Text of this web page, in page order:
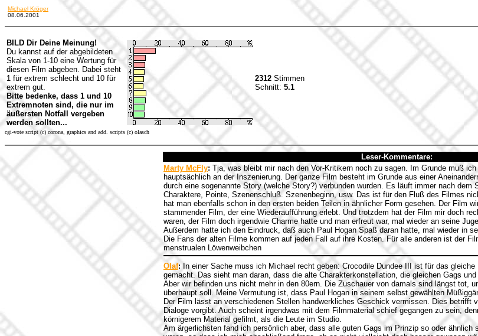
Michael Kröger
08.06.2001
BILD Dir Deine Meinung!
Du kannst auf der abgebildeten
Skala von 1-10 eine Wertung für
diesen Film abgeben. Dabei steht
1 für extrem schlecht und 10 für
extrem gut.
Bitte bedenke, dass 1 und 10
Extremnoten sind, die nur im
äußersten Notfall vergeben
werden sollten...
2312 Stimmen
Schnitt: 5.1
cgi-vote script (c) corona, graphics and add. scripts (c) olasch
Leser-Kommentare:
Marty McFly: Tja, was bleibt mir nach den Vor-Kritikern noch zu sagen. Im Grunde muß
hauptsächlich an der Inszenierung. Der ganze Film besteht im Grunde aus einer
durch eine sogenannte Story (welche Story?) verbunden wurden. Es läuft immer nach dem
Charaktere, Pointe, Szenenschluß. Szenenbeginn, usw. Das ist für den Fluß des Filmes
hat man ebenfalls schon in den ersten beiden Teilen in ähnlicher Form gesehen. Der Film
stammender Film, der eine Wiederaufführung erlebt. Und trotzdem hat der Film mir doch
waren, der Film doch irgendwie Charme hatte und man erfreut war, mal wieder an seine
Außerdem hatte ich den Eindruck, daß auch Paul Hogan Spaß daran hatte, mal wieder in
Die Fans der alten Filme kommen auf jeden Fall auf ihre Kosten. Für alle anderen ist der
menstrualen Löwenweibchen
Olaf: In einer Sache muss ich Michael recht geben: Crocodile Dundee III ist für das
gemacht. Das sieht man daran, dass die alte Charakterkonstellation, die gleichen Gags
Aber wir befinden uns nicht mehr in den 80ern. Die Zuschauer von damals sind längst tot,
überhaupt soll. Meine Vermutung ist, dass Paul Hogan in seinem selbst gewählten
Der Film lässt an verschiedenen Stellen handwerkliches Geschick vermissen. Dies betrifft
Dialoge vorgibt. Auch scheint irgendwas mit dem Filmmaterial schief gegangen zu sein,
körnigerem Material gefilmt, als die Leute im Studio.
Am ärgerlichsten fand ich persönlich aber, dass alle guten Gags im Prinzip so oder ähnlich